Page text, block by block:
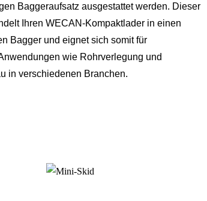
Baggeraufsatz ausgestattet werden. Dieser
Ihren WECAN-Kompaktlader in einen
Bagger und eignet sich somit für
wie Rohrverlegung und
in verschiedenen Branchen.